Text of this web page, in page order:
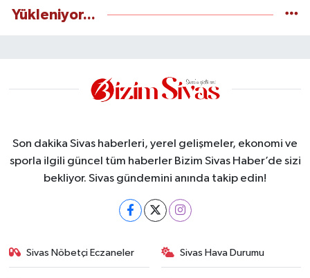
Yükleniyor...
Son dakika Sivas haberleri, yerel gelişmeler, ekonomi ve
sporla ilgili güncel tüm haberler Bizim Sivas Haber’de sizi
bekliyor. Sivas gündemini anında takip edin!
Sivas Nöbetçi Eczaneler Sivas Hava Durumu